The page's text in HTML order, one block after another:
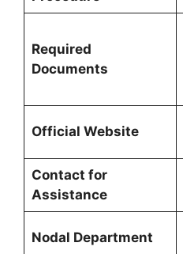
Required
Documents
Official Website
Contact for
Assistance
Nodal Department